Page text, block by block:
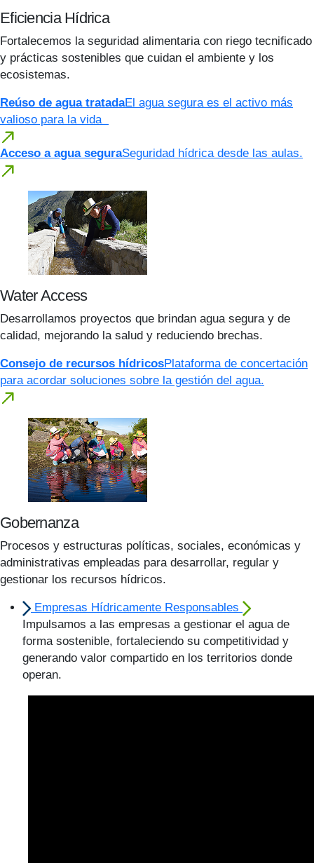
Eficiencia Hídrica
Fortalecemos la seguridad alimentaria con riego tecnificado
y prácticas sostenibles que cuidan el ambiente y los
ecosistemas.
Reúso de agua tratadaEl agua segura es el activo más
valioso para la vida
Acceso a agua seguraSeguridad hídrica desde las aulas.
Water Access
Desarrollamos proyectos que brindan agua segura y de
calidad, mejorando la salud y reduciendo brechas.
Consejo de recursos hídricosPlataforma de concertación
para acordar soluciones sobre la gestión del agua.
Gobernanza
Procesos y estructuras políticas, sociales, económicas y
administrativas empleadas para desarrollar, regular y
gestionar los recursos hídricos.
Empresas Hídricamente Responsables
Impulsamos a las empresas a gestionar el agua de
forma sostenible, fortaleciendo su competitividad y
generando valor compartido en los territorios donde
operan.